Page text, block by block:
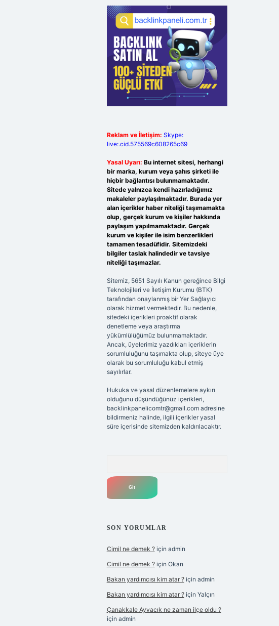
Reklam ve İletişim: Skype:
live:.cid.575569c608265c69
Yasal Uyarı: Bu internet sitesi, herhangi
bir marka, kurum veya şahıs şirketi ile
hiçbir bağlantısı bulunmamaktadır.
Sitede yalnızca kendi hazırladığımız
makaleler paylaşılmaktadır. Burada yer
alan içerikler haber niteliği taşımamakta
olup, gerçek kurum ve kişiler hakkında
paylaşım yapılmamaktadır. Gerçek
kurum ve kişiler ile isim benzerlikleri
tamamen tesadüfidir. Sitemizdeki
bilgiler taslak halindedir ve tavsiye
niteliği taşımazlar.
Sitemiz, 5651 Sayılı Kanun gereğince Bilgi
Teknolojileri ve İletişim Kurumu (BTK)
tarafından onaylanmış bir Yer Sağlayıcı
olarak hizmet vermektedir. Bu nedenle,
sitedeki içerikleri proaktif olarak
denetleme veya araştırma
yükümlülüğümüz bulunmamaktadır.
Ancak, üyelerimiz yazdıkları içeriklerin
sorumluluğunu taşımakta olup, siteye üye
olarak bu sorumluluğu kabul etmiş
sayılırlar.
Hukuka ve yasal düzenlemelere aykırı
olduğunu düşündüğünüz içerikleri,
backlinkpanelicomtr@gmail.comadresine
bildirmeniz halinde, ilgili içerikler yasal
süre içerisinde sitemizden kaldırılacaktır.
SON YORUMLAR
Cimil ne demek ?için admin
Cimil ne demek ?için Okan
Bakan yardımcısı kim atar ?için admin
Bakan yardımcısı kim atar ?için Yalçın
Çanakkale Ayvacık ne zaman ilçe oldu ?
için admin